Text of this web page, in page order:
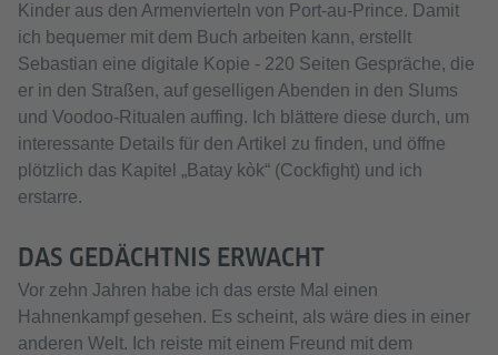
Kinder aus den Armenvierteln von Port-au-Prince. Damit
ich bequemer mit dem Buch arbeiten kann, erstellt
Sebastian eine digitale Kopie - 220 Seiten Gespräche, die
er in den Straßen, auf geselligen Abenden in den Slums
und Voodoo-Ritualen auffing. Ich blättere diese durch, um
interessante Details für den Artikel zu finden, und öffne
plötzlich das Kapitel „Batay kòk“ (Cockfight) und ich
erstarre.
DAS GEDÄCHTNIS ERWACHT
Vor zehn Jahren habe ich das erste Mal einen
Hahnenkampf gesehen. Es scheint, als wäre dies in einer
anderen Welt. Ich reiste mit einem Freund mit dem